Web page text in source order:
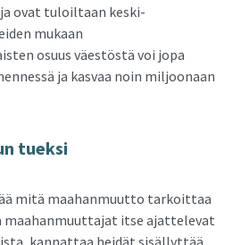
ovat tuloiltaan keski-
mukaan
osuus väestöstä voi jopa
ja kasvaa noin miljoonaan
tuek­si
mitä maahanmuutto tarkoittaa
itse ajattelevat
kannattaa heidät sisällyttää